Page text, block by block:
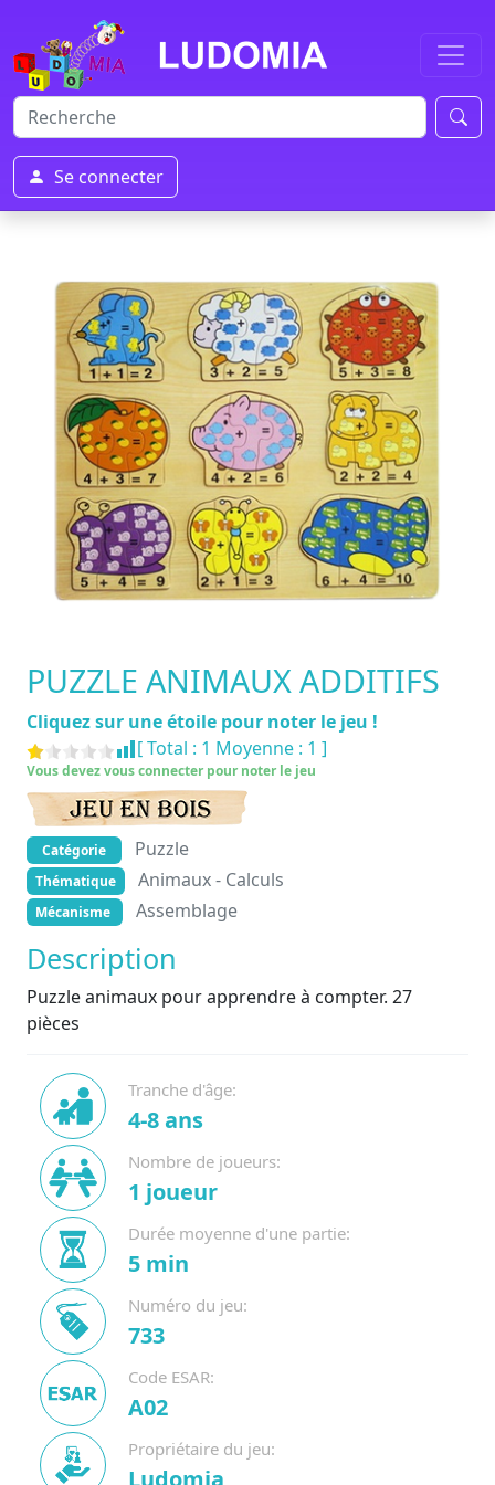
Se connecter
PUZZLE ANIMAUX ADDITIFS
Cliquez sur une étoile pour noter le jeu !
[ Total : 1 Moyenne : 1 ]
Vous devez vous connecter pour noter le jeu
Catégorie Puzzle
Thématique Animaux - Calculs
Mécanisme Assemblage
Description
Puzzle animaux pour apprendre à compter. 27
pièces
Tranche d'âge:
4-8 ans
Nombre de joueurs:
1 joueur
Durée moyenne d'une partie:
5 min
Numéro du jeu:
733
Code ESAR:
A02
Propriétaire du jeu:
Ludomia